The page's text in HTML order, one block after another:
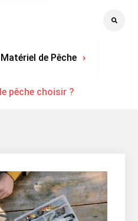
Search
Matériel de Pêche
pêche choisir ?